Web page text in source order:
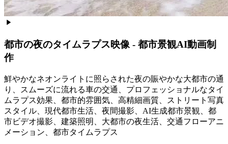
都市の夜のタイムラプス映像 - 都市景観AI動画制
作
鮮やかなネオンライトに照らされた夜の賑やかな大都市の通
り、スムーズに流れる車の交通、プロフェッショナルなタイ
ムラプス効果、都市的雰囲気、高精細画質、ストリート写真
スタイル、現代都市生活、夜間撮影、AI生成都市景観、都
市ビデオ撮影、建築照明、大都市の夜生活、交通フローアニ
メーション、都市タイムラプス